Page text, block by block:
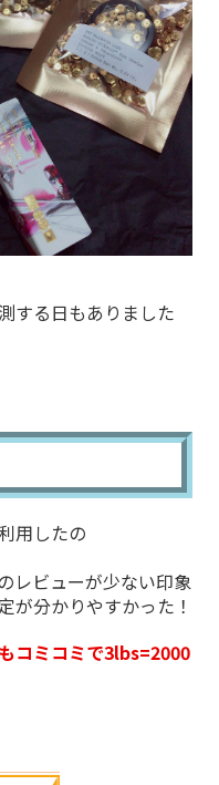
する日もありました
用したの
レビューが少ない印象
が分かりやすかった！
コミコミで3lbs=2000